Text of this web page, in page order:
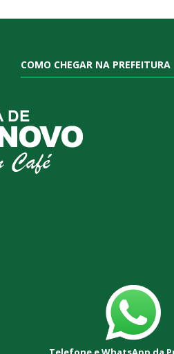
COMO CHEGAR NA PREFEITURA